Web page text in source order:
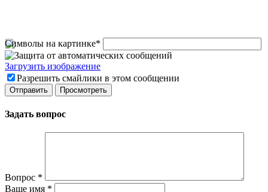
Символы на картинке*
Загрузить изображение
Разрешить смайлики в этом сообщении
Задать вопрос
Вопрос *
Ваше имя *